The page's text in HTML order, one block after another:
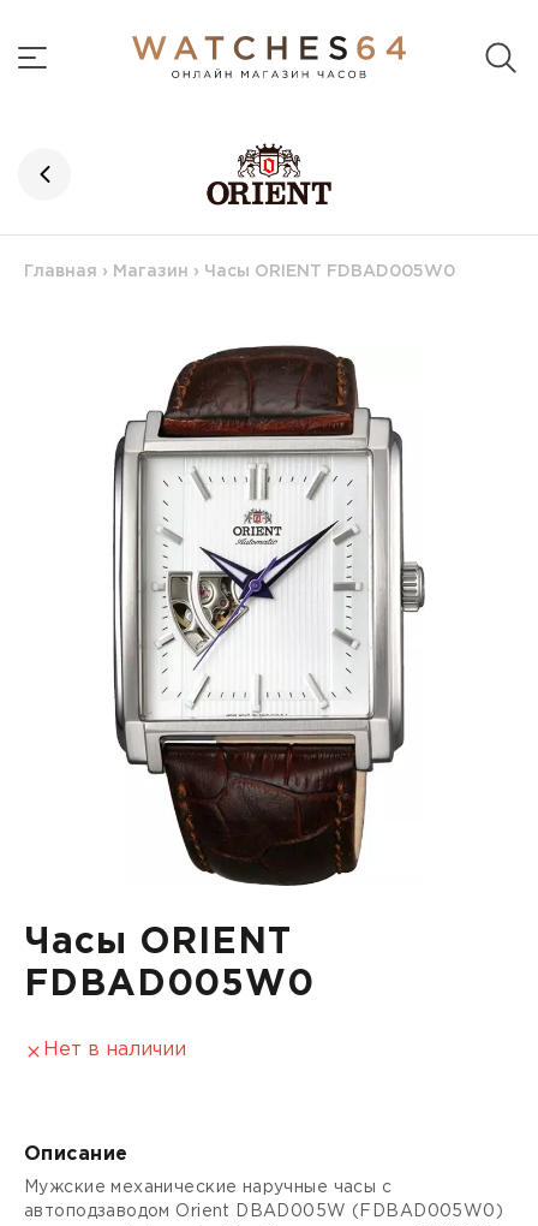
Главная › Магазин › Часы ORIENT FDBAD005W0
Часы ORIENT
FDBAD005W0
Нет в наличии
Описание
Мужские механические наручные часы с
автоподзаводом Orient DBAD005W (FDBAD005W0)